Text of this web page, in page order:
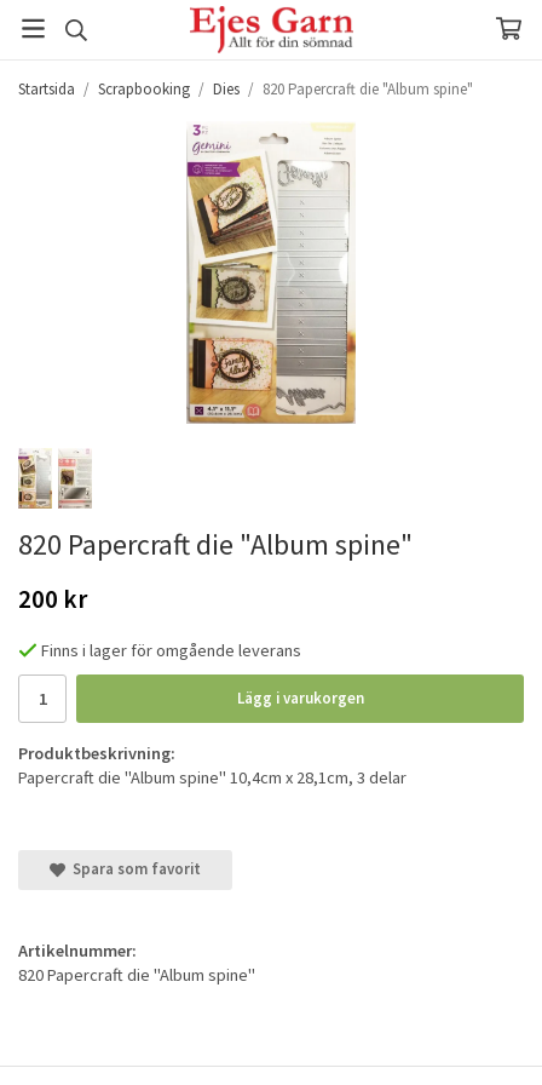
Startsida / Scrapbooking / Dies / 820 Papercraft die "Album spine"
820 Papercraft die "Album spine"
200 kr
Finns i lager för omgående leverans
Lägg i varukorgen
Produktbeskrivning:
Papercraft die "Album spine" 10,4cm x 28,1cm, 3 delar
Spara som favorit
Artikelnummer:
820 Papercraft die "Album spine"